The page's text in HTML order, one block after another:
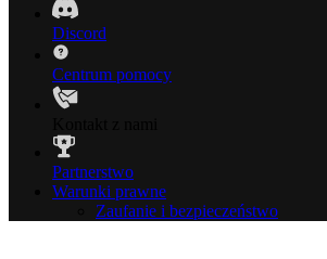
Discord
Centrum pomocy
Partnerstwo
Warunki prawne
Zaufanie i bezpieczeństwo